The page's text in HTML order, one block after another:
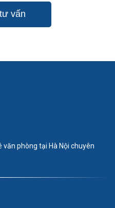
phòng tại Hà Nội chuyên